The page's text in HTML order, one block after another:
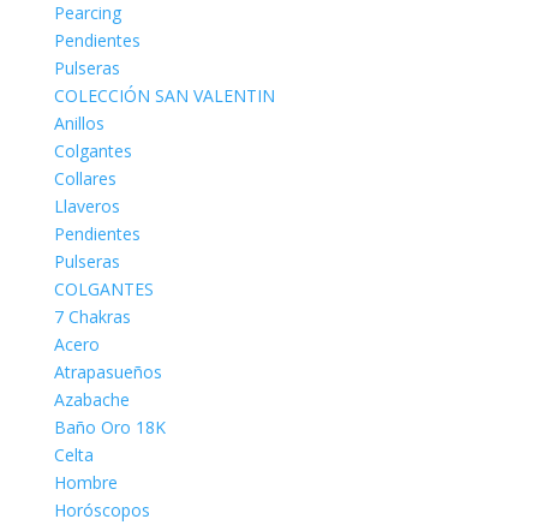
Pearcing
Pendientes
Pulseras
COLECCIÓN SAN VALENTIN
Anillos
Colgantes
Collares
Llaveros
Pendientes
Pulseras
COLGANTES
7 Chakras
Acero
Atrapasueños
Azabache
Baño Oro 18K
Celta
Hombre
Horóscopos